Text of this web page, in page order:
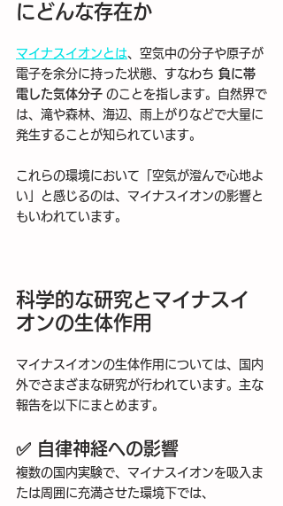
にどんな存在か
マイナスイオンとは、空気中の分子や原子が
電子を余分に持った状態、すなわち 負に帯
電した気体分子 のことを指します。自然界で
は、滝や森林、海辺、雨上がりなどで大量に
発生することが知られています。
これらの環境において「空気が澄んで心地よ
い」と感じるのは、マイナスイオンの影響と
もいわれています。
科学的な研究とマイナスイ
オンの生体作用
マイナスイオンの生体作用については、国内
外でさまざまな研究が行われています。主な
報告を以下にまとめます。
✅ 自律神経への影響
複数の国内実験で、マイナスイオンを吸入ま
たは周囲に充満させた環境下では、